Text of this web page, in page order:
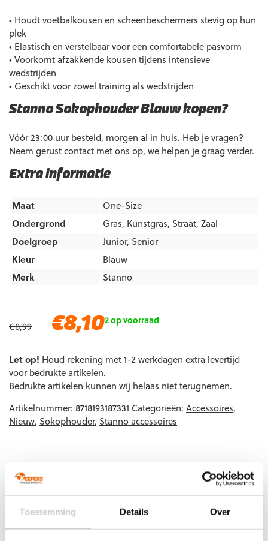
Toestemming Details Over
€8,99
Oorspronkelijke
€8,99.
€8,10Huidige
€8,10.
2 op voorraad
Let op! Houd rekening met 1-2 werkdagen extra levertijd
voor bedrukte artikelen.
Bedrukte artikelen kunnen wij helaas niet terugnemen.
Artikelnummer: 8718193187331 Categorieën: Accessoires,
Nieuw, Sokophouder, Stanno accessoires
Extra informatie
Maat
One-Size
Ondergrond
Gras, Kunstgras, Straat, Zaal
Doelgroep
Junior, Senior
Kleur
Blauw
Merk
Stanno
• Houdt voetbalkousen en scheenbeschermers stevig op hun
plek
• Elastisch en verstelbaar voor een comfortabele pasvorm
• Voorkomt afzakkende kousen tijdens intensieve
wedstrijden
• Geschikt voor zowel training als wedstrijden
Stanno Sokophouder Blauw kopen?
Vóór 23:00 uur besteld, morgen al in huis. Heb je vragen?
Neem gerust contact met ons op, we helpen je graag verder.
Gerelateerde producten